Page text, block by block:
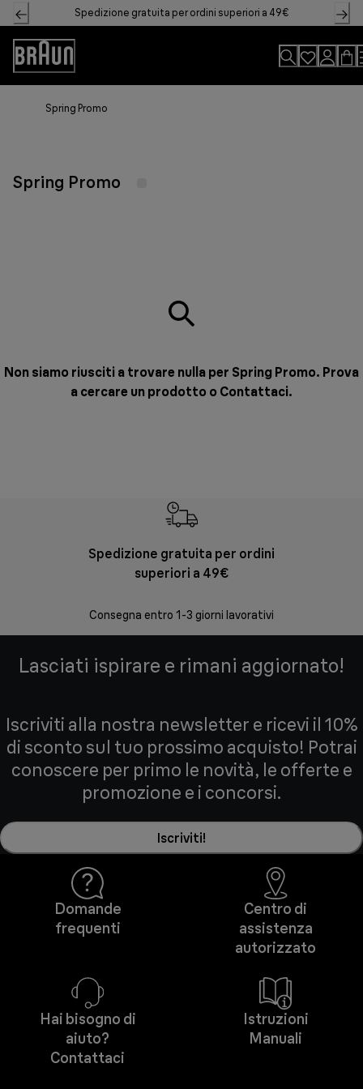
Skip
to
Content
Spedizione gratuita per ordini superiori a 49€
Accessibility
Statement
Spring Promo
Spring Promo
Non siamo riusciti a trovare nulla per Spring Promo. Prova
a cercare un prodotto o Contattaci.
Spedizione gratuita per ordini
superiori a 49€
Consegna entro 1-3 giorni lavorativi
Lasciati ispirare e rimani aggiornato!
Iscriviti alla nostra newsletter e ricevi il 10%
di sconto sul tuo prossimo acquisto! Potrai
conoscere per primo le novità, le offerte e
promozione e i concorsi.
Iscriviti!
Domande
frequenti
Centro di
assistenza
autorizzato
Hai bisogno di
aiuto?
Contattaci
Istruzioni
Manuali